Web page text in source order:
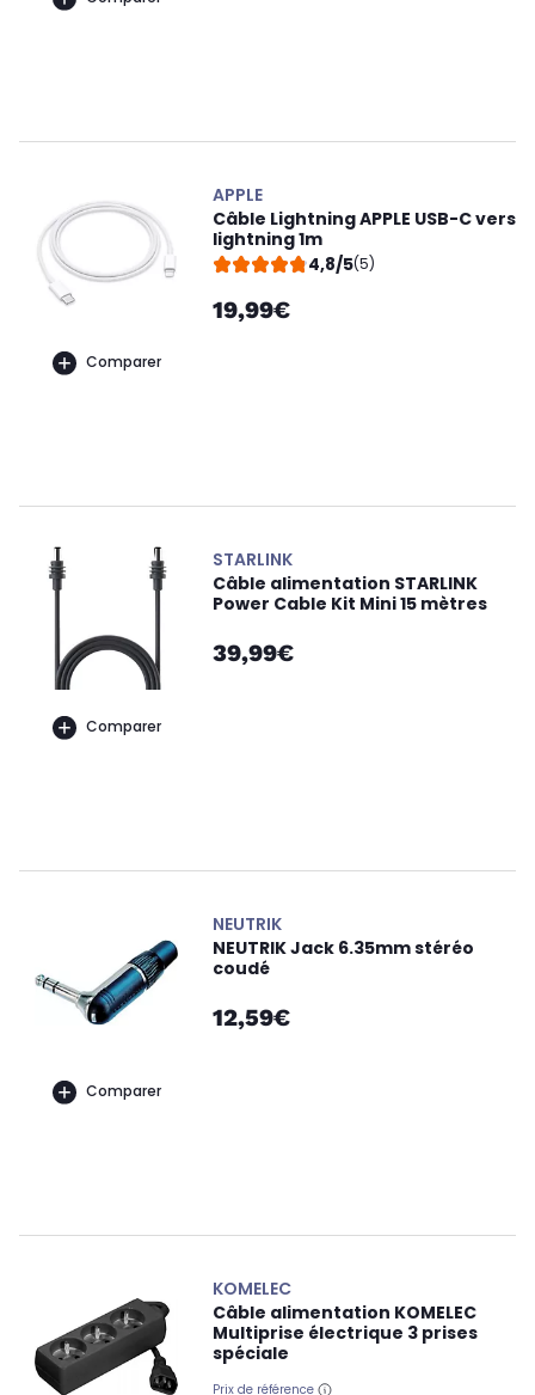
Comparer
APPLE
Câble Lightning APPLE USB-C vers
lightning 1m
4,8/5(5)
19,99€
Comparer
STARLINK
Câble alimentation STARLINK
Power Cable Kit Mini 15 mètres
39,99€
Comparer
NEUTRIK
NEUTRIK Jack 6.35mm stéréo
coudé
12,59€
KOMELEC
Câble alimentation KOMELEC
Multiprise électrique 3 prises
spéciale
Prix de référence